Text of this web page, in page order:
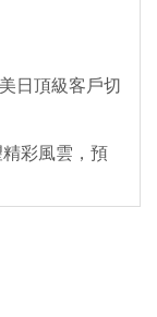
日頂級客戶切
彩風雲，預